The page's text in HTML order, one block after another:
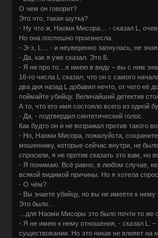
О чем он говорит?
Это что, такая шутка?
- Ну что ж, Наоми Мисора… - сказал L,
Но она поспешно произнесла:
- Э-э, L… - и неуверенно запнулась, не
- Да, как я уже сказал. Это Б.
- Я не про то…я имею в виду – вы с ним
16-го числа L сказал, что он с самого
два дня назад L добавил нечто, от чего её
поймайте убийцу. Величайший детектив
А то, что его имя состояло всего из одной
- Да, - подтвердил синтетический голос.
Как будто он и не возражал против такого
- Но, Наоми Мисора, пожалуйста,
мошеннику, которые сейчас внутри, не
спросили, я не против сказать это вам, но
- Я понимаю. Всё равно, в любом случае,
всякой видимой причины. Но я хотела
- О чём?
- Вы знаете убийцу, но вы не имеете к нему
Это было…
…для Наоми Мисоры это было почти то же
- Я не имею к нему отношения, - сказал L.
существовании. Но это никак не влияет на